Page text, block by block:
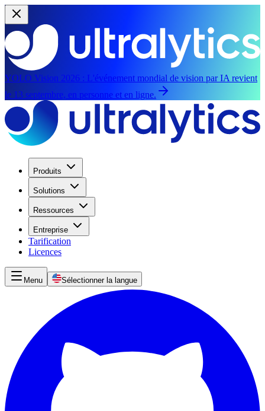
YOLO Vision 2026 : L'événement mondial de vision par IA revient
le 13 septembre, en personne et en ligne.
Produits
Solutions
Ressources
Entreprise
Tarification
Licences
Menu Sélectionner la langue